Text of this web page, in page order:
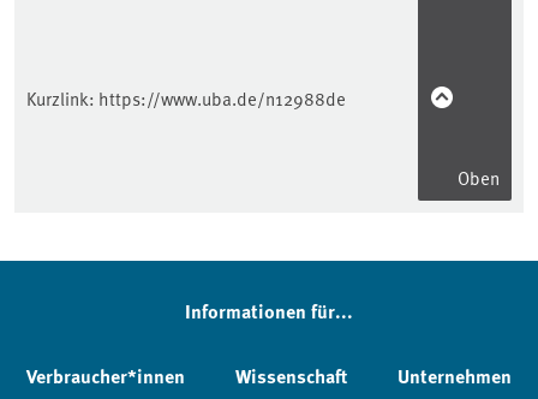
Kurzlink: https://www.uba.de/n12988de
Oben
Informationen für...
Verbraucher*innen Wissenschaft Unternehmen